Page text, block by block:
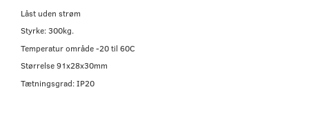
Låst uden strøm
Styrke: 300kg.
Temperatur område -20 til 60C
Størrelse 91x28x30mm
Tætningsgrad: IP20